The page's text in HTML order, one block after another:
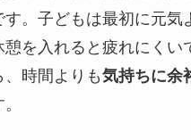
。子どもは最初に元気
を入れると疲れにくい
時間よりも気持ちに余